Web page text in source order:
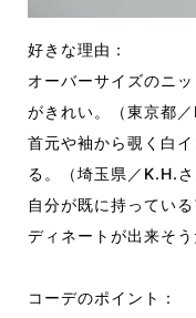
好きな理由：
オーバーサイズのニ
がきれい。（東京都／
首元や袖から覗く白
る。（埼玉県／K.H.さ
自分が既に持ってい
ディネートが出来そ
コーデのポイント：